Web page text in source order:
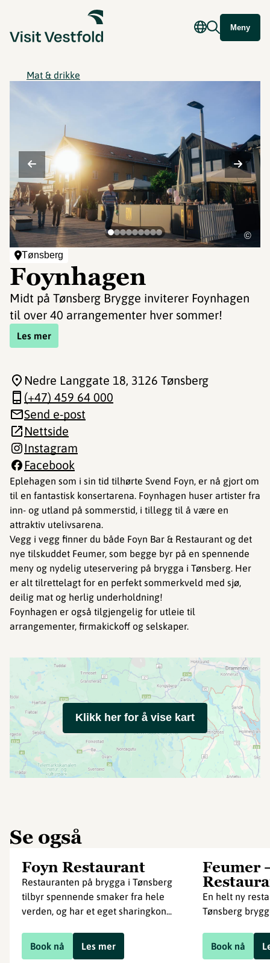
Meny
Mat & drikke
Tønsberg
Foynhagen
Midt på Tønsberg Brygge inviterer Foynhagen
til over 40 arrangementer hver sommer!
Les mer
©
Eplehagen som i sin tid tilhørte Svend Foyn, er nå gjort om
til en fantastisk konsertarena. Foynhagen huser artister fra
inn- og utland på sommerstid, i tillegg til å være en
attraktiv utelivsarena.
Vegg i vegg finner du både Foyn Bar & Restaurant og det
nye tilskuddet Feumer, som begge byr på en spennende
meny og nydelig uteservering på brygga i Tønsberg. Her
er alt tilrettelagt for en perfekt sommerkveld med sjø,
deilig mat og herlig underholdning!
Foynhagen er også tilgjengelig for utleie til
arrangementer, firmakickoff og selskaper.
Nedre Langgate 18, 3126 Tønsberg
(+47) 459 64 000
Send e-post
Nettside
Instagram
Facebook
Klikk her for å vise kart
Se også
Foyn Restaurant
Restauranten på brygga i Tønsberg
tilbyr spennende smaker fra hele
verden, og har et eget sharingkon...
Book nå Les mer
Feumer
En helt ny
Tønsberg
Book nå